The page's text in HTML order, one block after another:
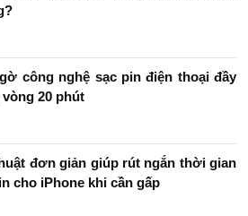
công nghệ sạc pin điện thoại đầy
20 phút
đơn giản giúp rút ngắn thời gian
cho iPhone khi cần gấp